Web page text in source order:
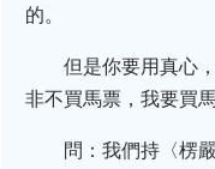
的。
但是你要用真心
非不買馬票，我要買
問：我們持〈楞